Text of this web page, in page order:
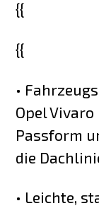
{{
{{
•
Opel Vivaro
Passform
die
• Leichte,